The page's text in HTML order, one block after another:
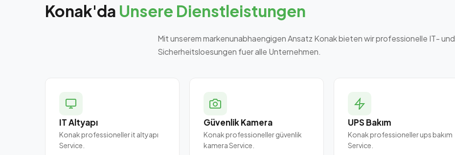
Konak'da Unsere Dienstleistungen
Mit unserem markenunabhaengigen Ansatz Konak bieten wir professionelle IT- und
Sicherheitsloesungen fuer alle Unternehmen.
IT Altyapı
Konak professioneller it altyapı
Service.
Güvenlik Kamera
Konak professioneller güvenlik
kamera Service.
UPS Bakım
Konak professioneller ups bakım
Service.